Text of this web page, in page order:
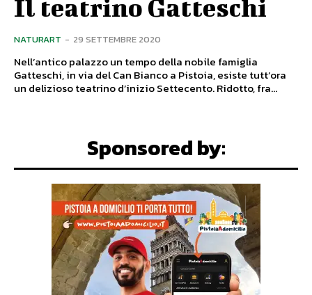
Il teatrino Gatteschi
NATURART - 29 SETTEMBRE 2020
Nell’antico palazzo un tempo della nobile famiglia
Gatteschi, in via del Can Bianco a Pistoia, esiste tutt’ora
un delizioso teatrino d’inizio Settecento. Ridotto, fra...
Sponsored by: